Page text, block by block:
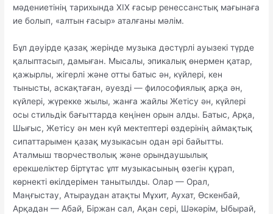
мәдениетінің тарихында ХІХ ғасыр ренессанстық мағынаға
ие болып, «алтын ғасыр» аталғаны мәлім.
Бұл дәуірде қазақ жерінде музыка дәстүрлі ауызекі түрде
қалыптасып, дамыған. Мысалы, эпикалық өнермен қатар,
қажырлы, жігерлі және отты батыс ән, күйлері, кен
тынысты, аскақтаған, әуезді — философиялық арқа ән,
күйлері, жүрекке жылы, жанға жайлы Жетісу ән, күйлері
осы стильдік бағыттарда кеңінен орын алды. Батыс, Арқа,
Шығыс, Жетісу ән мен күй мектептері өздерінің аймақтық
сипаттарымен қазақ музыкасын одан әрі байытты.
Аталмыш творчестволық және орындаушылық
ерекшеліктер біртұтас ұлт музыкасының өзегін құрап,
көрнекті өкілдерімен танытылды. Олар — Орал,
Маңғыстау, Атыраудан атақты Мұхит, Аухат, Өскенбай,
Арқадан — Абай, Біржан сал, Ақан сері, Шәкәрім, Ыбырай,